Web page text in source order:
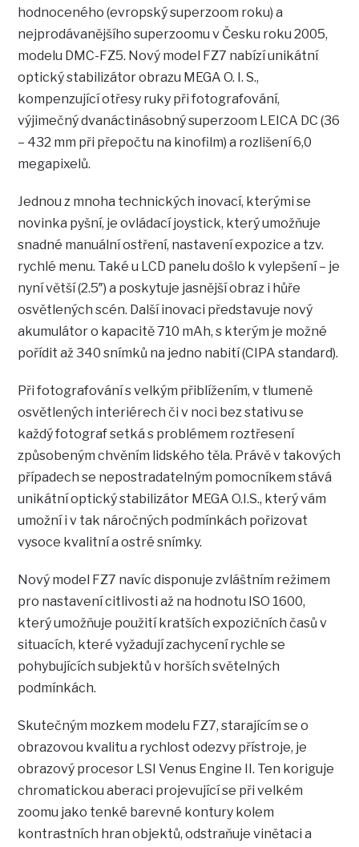
hodnoceného (evropský superzoom roku) a
nejprodávanějšího superzoomu v Česku roku 2005,
modelu DMC-FZ5. Nový model FZ7 nabízí unikátní
optický stabilizátor obrazu MEGA O. I. S.,
kompenzující otřesy ruky při fotografování,
výjimečný dvanáctinásobný superzoom LEICA DC (36
– 432 mm při přepočtu na kinofilm) a rozlišení 6,0
megapixelů.
Jednou z mnoha technických inovací, kterými se
novinka pyšní, je ovládací joystick, který umožňuje
snadné manuální ostření, nastavení expozice a tzv.
rychlé menu. Také u LCD panelu došlo k vylepšení – je
nyní větší (2.5″) a poskytuje jasnější obraz i hůře
osvětlených scén. Další inovaci představuje nový
akumulátor o kapacitě 710 mAh, s kterým je možné
pořídit až 340 snímků na jedno nabití (CIPA standard).
Při fotografování s velkým přiblížením, v tlumeně
osvětlených interiérech či v noci bez stativu se
každý fotograf setká s problémem roztřesení
způsobeným chvěním lidského těla. Právě v takových
případech se nepostradatelným pomocníkem stává
unikátní optický stabilizátor MEGA O.I.S., který vám
umožní i v tak náročných podmínkách pořizovat
vysoce kvalitní a ostré snímky.
Nový model FZ7 navíc disponuje zvláštním režimem
pro nastavení citlivosti až na hodnotu ISO 1600,
který umožňuje použití kratších expozičních časů v
situacích, které vyžadují zachycení rychle se
pohybujících subjektů v horších světelných
podmínkách.
Skutečným mozkem modelu FZ7, starajícím se o
obrazovou kvalitu a rychlost odezvy přístroje, je
obrazový procesor LSI Venus Engine II. Ten koriguje
chromatickou aberaci projevující se při velkém
zoomu jako tenké barevné kontury kolem
kontrastních hran objektů, odstraňuje vinětaci a